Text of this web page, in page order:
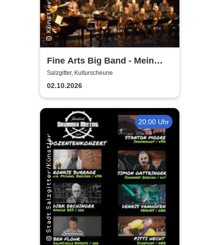
Fine Arts Big Band - Mein
amerikanischer Traum - True
Stories
Salzgitter, Kulturscheune
02.10.2026
20:00 Uhr